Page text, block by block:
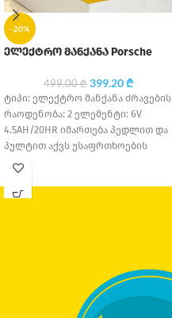
-20%
ელექტრო მანქანა Porsche
499.00₾ 399.20₾
ტიპი: ელექტრო მანქანა ძრავების
რაოდენობა: 2 ელემენტი: 6V
4.5AH/20HR იმართება პედლით და
პულტით აქვს უსაფრთხოების
ღვედი საბურავის მასალა: კაუჩუკი